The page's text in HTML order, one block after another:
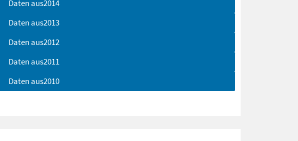
Daten aus2014
Daten aus2013
Daten aus2012
Daten aus2011
Daten aus2010